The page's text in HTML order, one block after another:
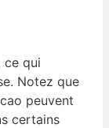
ce qui
Notez que
peuvent
certains